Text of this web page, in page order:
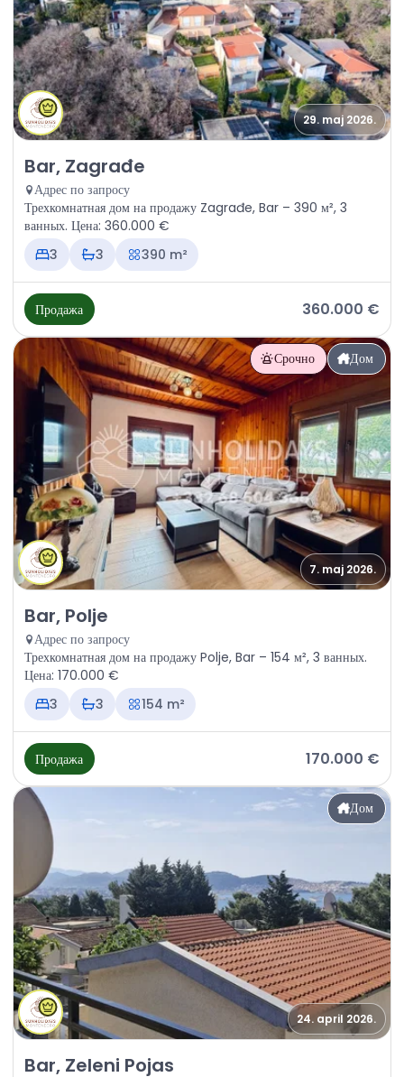
29. maj 2026.
Продажа - Дом Bar, Zagrađe
Bar, Zagrađe
Адрес по запросу
Трехкомнатная дом на продажу Zagrađe, Bar – 390 м², 3
ванных. Цена: 360.000 €
3
3 390 m²
Продажа 360.000 €
Срочно Дом
7. maj 2026.
Продажа - Дом Bar, Polje
Bar, Polje
Адрес по запросу
Трехкомнатная дом на продажу Polje, Bar – 154 м², 3 ванных.
Цена: 170.000 €
3
3 154 m²
Продажа 170.000 €
Дом
24. april 2026.
Продажа - Дом Bar, Zeleni Pojas
Bar, Zeleni Pojas